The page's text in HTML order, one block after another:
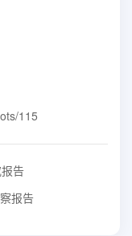
115
告
报告